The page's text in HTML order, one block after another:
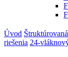
Úvod
riešenia 24-